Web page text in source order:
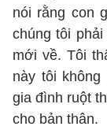
nói rằng con
chúng tôi
mới về. Tôi
này tôi
gia đình ruột
cho bản thân.